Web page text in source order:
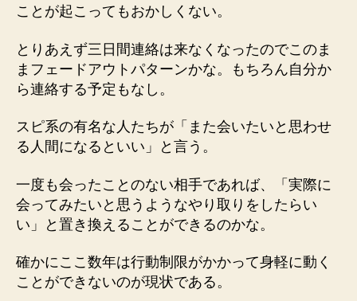
ことが起こってもおかしくない。
とりあえず三日間連絡は来なくなったのでこのま
まフェードアウトパターンかな。もちろん自分か
ら連絡する予定もなし。
スピ系の有名な人たちが「また会いたいと思わせ
る人間になるといい」と言う。
一度も会ったことのない相手であれば、「実際に
会ってみたいと思うようなやり取りをしたらい
い」と置き換えることができるのかな。
確かにここ数年は行動制限がかかって身軽に動く
ことができないのが現状である。